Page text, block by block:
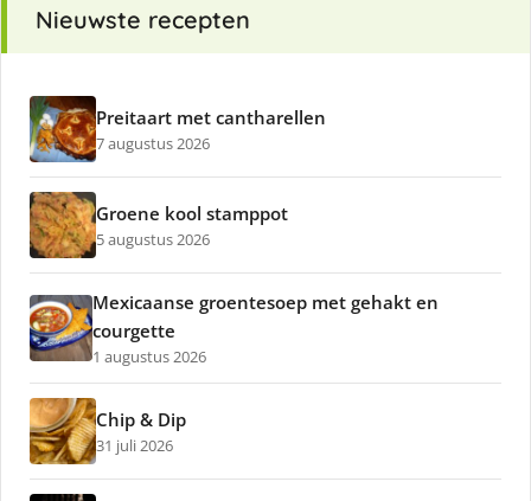
Nieuwste recepten
Preitaart met cantharellen
7 augustus 2026
Groene kool stamppot
5 augustus 2026
Mexicaanse groentesoep met gehakt en
courgette
1 augustus 2026
Chip & Dip
31 juli 2026